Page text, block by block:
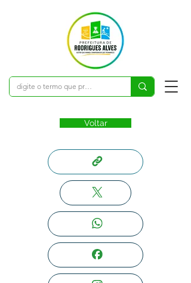
Voltar